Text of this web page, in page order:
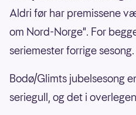
Aldri før har premissene
om Nord-Norge". For
seriemester forrige sesong.
Bodø/Glimts jubelsesong
seriegull, og det i